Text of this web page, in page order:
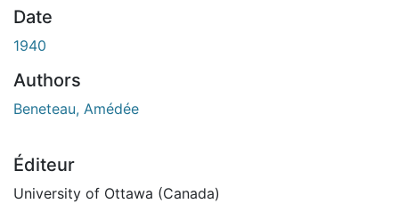
Date
1940
Authors
Beneteau, Amédée
Éditeur
University of Ottawa (Canada)